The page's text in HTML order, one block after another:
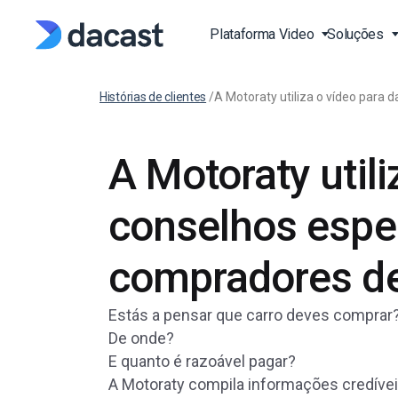
Plataforma Video
Plataforma de
Vivo
(OVP)
Over-the-Top (OTT)
Video on Demand
RTPM Streaming
Soluções
Vivo Aulas de Fitness
Transmita Desportos
Produção e Publicação
Igrejas e Casas de Culto
Governos e Municípios
Instituições de
Learning
Documentação API de
EN
Documentação API do
EN
SDK EN
Imprensa EN
Estudo de Casos EN
Base de Conhecimento
FAQ EN
Histórias de clientes /A Motoraty utiliza o vídeo para
A Motoraty
conselhos
compradores
Estás a pensar que carro deves
De onde?
E quanto é razoável pagar?
A Motoraty compila informações